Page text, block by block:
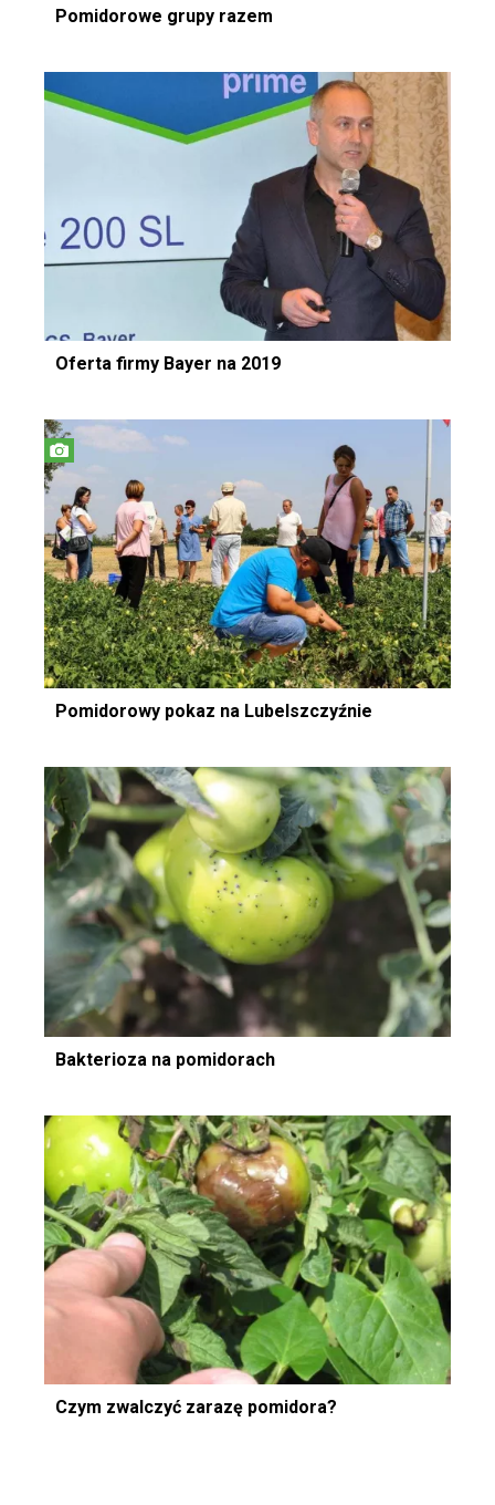
Pomidorowe grupy razem
Oferta firmy Bayer na 2019
Pomidorowy pokaz na Lubelszczyźnie
Bakterioza na pomidorach
Czym zwalczyć zarazę pomidora?